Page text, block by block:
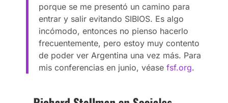
porque se me presentó un camino para
entrar y salir evitando SIBIOS. Es algo
incómodo, entonces no pienso hacerlo
frecuentemente, pero estoy muy contento
de poder ver Argentina una vez más. Para
mis conferencias en junio, véasefsf.org.